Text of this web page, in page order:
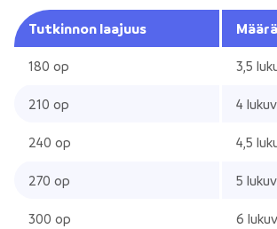
Tutkinnon laajuus
180 op 3,5
210 op 4
240 op 4,5
270 op 5
300 op 6